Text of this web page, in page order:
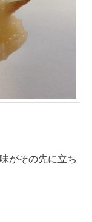
がその先に立ち